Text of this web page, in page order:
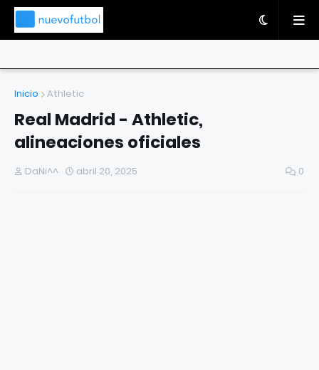
Inicio Athletic
Real Madrid - Athletic,
alineaciones oficiales
DaNi^^ abril 20, 2025 0